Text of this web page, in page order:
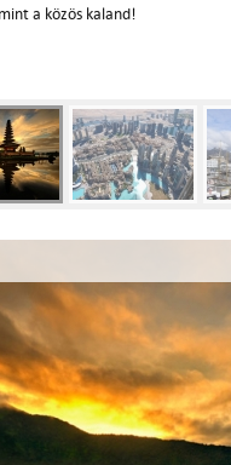
a közös kaland!